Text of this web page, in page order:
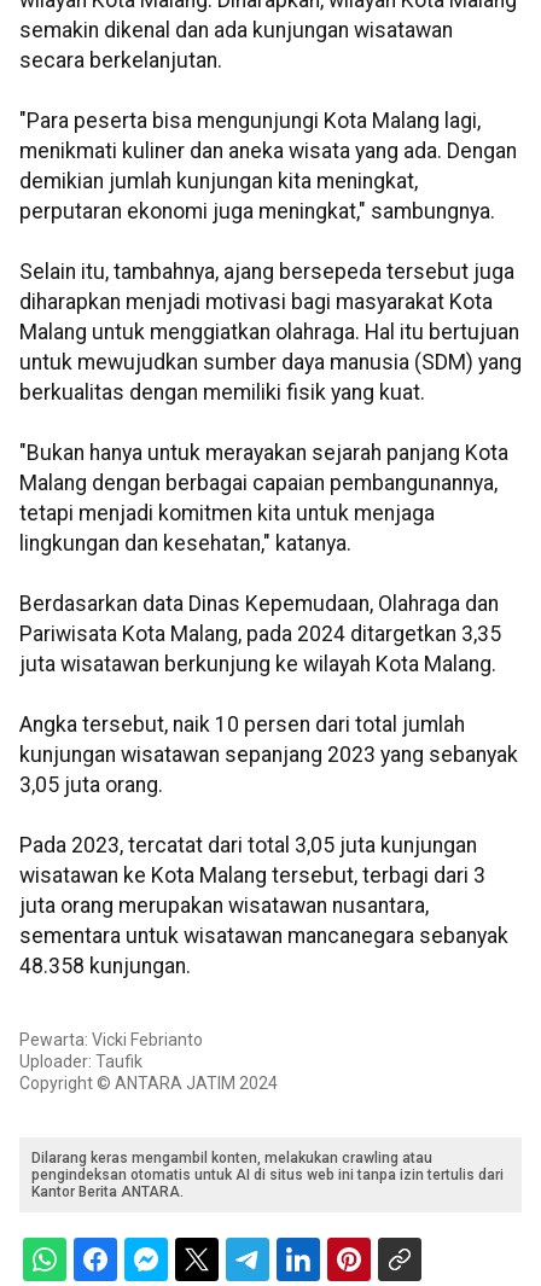
semakin dikenal dan ada kunjungan wisatawan
secara berkelanjutan.
"Para peserta bisa mengunjungi Kota Malang lagi,
menikmati kuliner dan aneka wisata yang ada. Dengan
demikian jumlah kunjungan kita meningkat,
perputaran ekonomi juga meningkat," sambungnya.
Selain itu, tambahnya, ajang bersepeda tersebut juga
diharapkan menjadi motivasi bagi masyarakat Kota
Malang untuk menggiatkan olahraga. Hal itu bertujuan
untuk mewujudkan sumber daya manusia (SDM) yang
berkualitas dengan memiliki fisik yang kuat.
"Bukan hanya untuk merayakan sejarah panjang Kota
Malang dengan berbagai capaian pembangunannya,
tetapi menjadi komitmen kita untuk menjaga
lingkungan dan kesehatan," katanya.
Berdasarkan data Dinas Kepemudaan, Olahraga dan
Pariwisata Kota Malang, pada 2024 ditargetkan 3,35
juta wisatawan berkunjung ke wilayah Kota Malang.
Angka tersebut, naik 10 persen dari total jumlah
kunjungan wisatawan sepanjang 2023 yang sebanyak
3,05 juta orang.
Pada 2023, tercatat dari total 3,05 juta kunjungan
wisatawan ke Kota Malang tersebut, terbagi dari 3
juta orang merupakan wisatawan nusantara,
sementara untuk wisatawan mancanegara sebanyak
48.358 kunjungan.
Pewarta: Vicki Febrianto
Uploader: Taufik
Copyright © ANTARA JATIM 2024
Dilarang keras mengambil konten, melakukan crawling atau
pengindeksan otomatis untuk AI di situs web ini tanpa izin tertulis dari
Kantor Berita ANTARA.